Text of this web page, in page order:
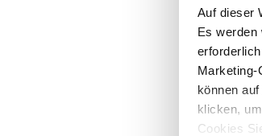
Auf dieser
Es werden
Marketing-
können
klicken,
Cookies